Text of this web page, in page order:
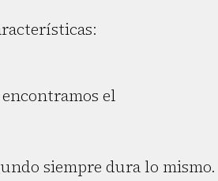
el
siempre dura lo mismo.